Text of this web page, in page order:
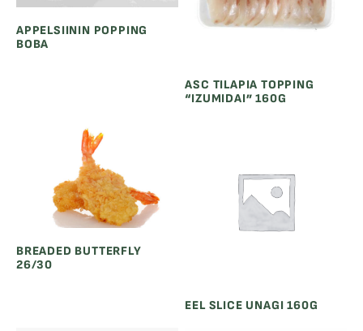
APPELSIININ POPPING
BOBA
ASC TILAPIA TOPPING
“IZUMIDAI” 160G
BREADED BUTTERFLY
26/30
EEL SLICE UNAGI 160G